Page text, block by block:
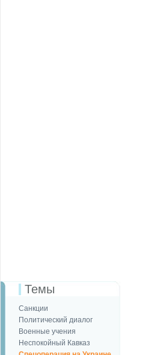
Темы
Санкции
Политический диалог
Военные учения
Неспокойный Кавказ